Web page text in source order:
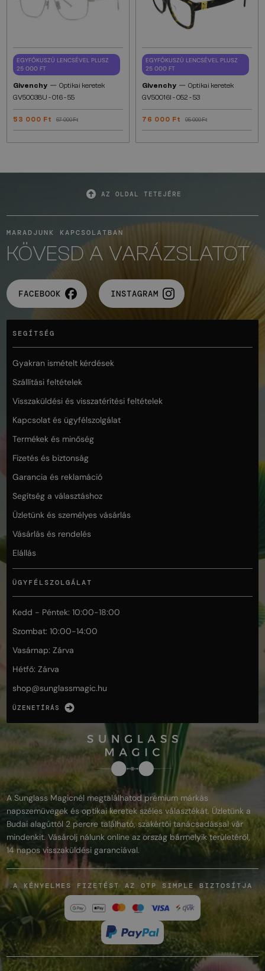
EGYFÓKUSZÚ LENCSÉVEL PLUSZ
25 000 FT
Givenchy — Optikai keretek
GV50038U - 016 - 55
53 000 Ft 67 000 Ft
EGYFÓKUSZÚ LENCSÉVEL PLUSZ
25 000 FT
Givenchy — Optikai keretek
GV50016I - 052 - 53
76 000 Ft 95 000 Ft
AZ OLDAL TETEJÉRE
MARADJUNK KAPCSOLATBAN
KÖVESD A VARÁZSLATOT
FACEBOOK INSTAGRAM
SEGÍTSÉG
Gyakran ismételt kérdések
Szállítási feltételek
Visszaküldési és visszatérítési feltételek
Kapcsolat és ügyfélszolgálat
Termékek és minőség
Fizetés és biztonság
Garancia és reklamáció
Segítség a választáshoz
Üzletünk és személyes vásárlás
Vásárlás és rendelés
Elállás
ÜGYFÉLSZOLGÁLAT
Kedd - Péntek: 10:00-18:00
Szombat: 10:00-14:00
Vasárnap: Zárva
Hétfő: Zárva
shop@sunglassmagic.hu
ÜZENETÍRÁS
A Sunglass Magicnél megtalálhatod prémium márkás
napszemüvegek és optikai keretek széles választékát. Üzletünk a
Budai alagúttól 2 percre található, szakértői tanácsadással vár
mindenkit. Vásárolj nálunk online az ország bármelyik területéről,
14 napos visszaküldési garanciával.
A KÉNYELMES FIZETÉST AZ OTP SIMPLE BIZTOSÍTJA